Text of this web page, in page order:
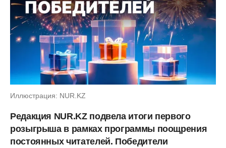
Иллюстрация: NUR.KZ
Редакция NUR.KZ подвела итоги первого
розыгрыша в рамках программы поощрения
постоянных читателей. Победители